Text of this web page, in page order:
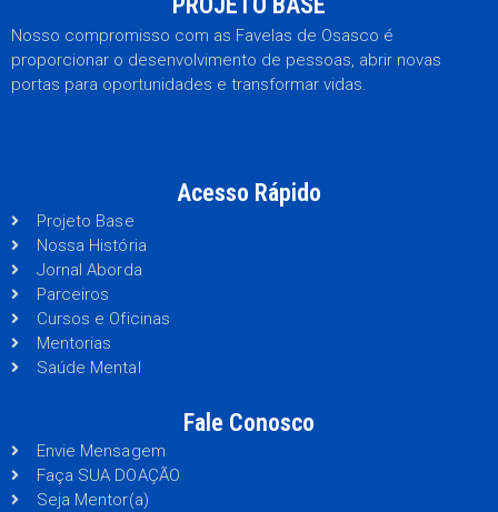
Nosso compromisso com as Favelas de Osasco é
proporcionar o desenvolvimento de pessoas, abrir novas
portas para oportunidades e transformar vidas.
Acesso Rápido
Projeto Base
Nossa História
Jornal Aborda
Parceiros
Cursos e Oficinas
Mentorias
Saúde Mental
Fale Conosco
Envie Mensagem
Faça SUA DOAÇÃO
Seja Mentor(a)